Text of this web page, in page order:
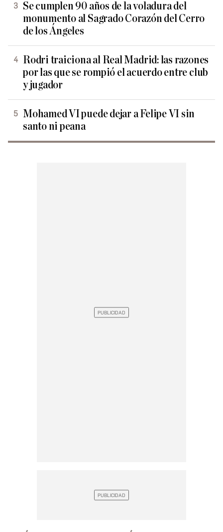
Se cumplen 90 años de la voladura del
monumento al Sagrado Corazón del Cerro
de los Ángeles
Rodri traiciona al Real Madrid: las razones
por las que se rompió el acuerdo entre club
y jugador
Mohamed VI puede dejar a Felipe VI sin
santo ni peana